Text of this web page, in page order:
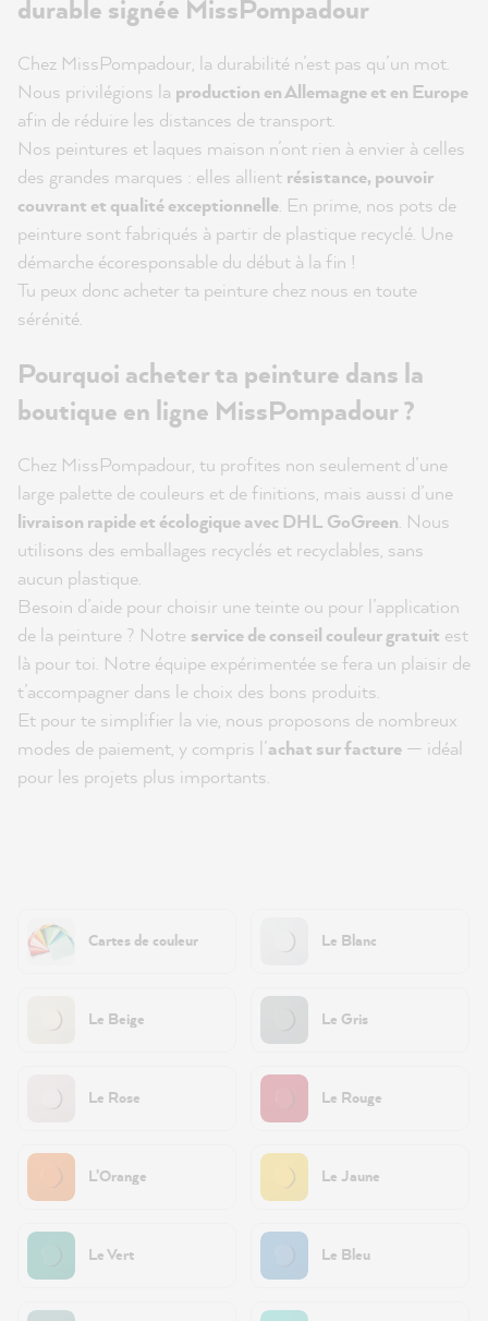
durable signée MissPompadour
Chez MissPompadour, la durabilité n’est pas qu’un mot.
Nous privilégions la production en Allemagne et en Europe
afin de réduire les distances de transport.
Nos peintures et laques maison n’ont rien à envier à celles
des grandes marques : elles allient résistance, pouvoir
couvrant et qualité exceptionnelle. En prime, nos pots de
peinture sont fabriqués à partir de plastique recyclé. Une
démarche écoresponsable du début à la fin !
Tu peux donc acheter ta peinture chez nous en toute
sérénité.
Pourquoi acheter ta peinture dans la
boutique en ligne MissPompadour ?
Chez MissPompadour, tu profites non seulement d’une
large palette de couleurs et de finitions, mais aussi d’une
livraison rapide et écologique avec DHL GoGreen. Nous
utilisons des emballages recyclés et recyclables, sans
aucun plastique.
Besoin d’aide pour choisir une teinte ou pour l’application
de la peinture ? Notre service de conseil couleur gratuit est
là pour toi. Notre équipe expérimentée se fera un plaisir de
t’accompagner dans le choix des bons produits.
Et pour te simplifier la vie, nous proposons de nombreux
modes de paiement, y compris l’achat sur facture — idéal
pour les projets plus importants.
Cartes de couleur Le Blanc
Le Beige Le Gris
Le Rose Le Rouge
L’Orange Le Jaune
Le Vert Le Bleu